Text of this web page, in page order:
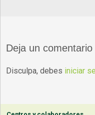
Deja un comentario
Disculpa, debes iniciar